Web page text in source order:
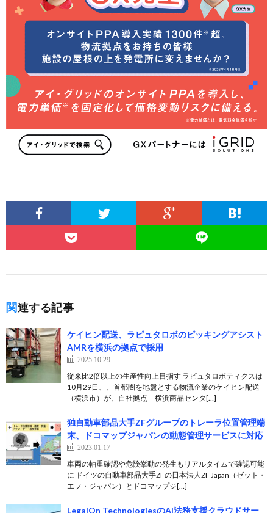
関連する記事
ケイヒン配送、ラピュタロボのピッキングアシスト
AMRを横浜の拠点で採用
2025.10.29
従来比2倍以上の生産性向上目指す ラピュタロボティクスは
10月29日、、首都圏を地盤とする物流企業のケイヒン配送
（横浜市）が、自社拠点「横浜商品センタ[…]
独自動車部品大手ZFグループのトレーラ位置管理端
末、ドコマップジャパンの動態管理サービスに対応
2023.01.17
車両の軸重確認や危険挙動の発生もリアルタイムで確認可能
に ドイツの自動車部品大手ZFの日本法人ZF Japan（ゼット・
エフ・ジャパン）とドコマップジ[…]
LegalOn TechnologiesのAI法務支援クラウドサー